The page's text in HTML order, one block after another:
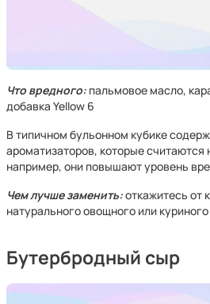
Что вредного: пальмовое масло,
добавка Yellow 6
В типичном бульонном кубике
ароматизаторов, которые
например, они повышают уровень
Чем лучше заменить:откажитесь от
натурального овощного или
Бутербродный сыр